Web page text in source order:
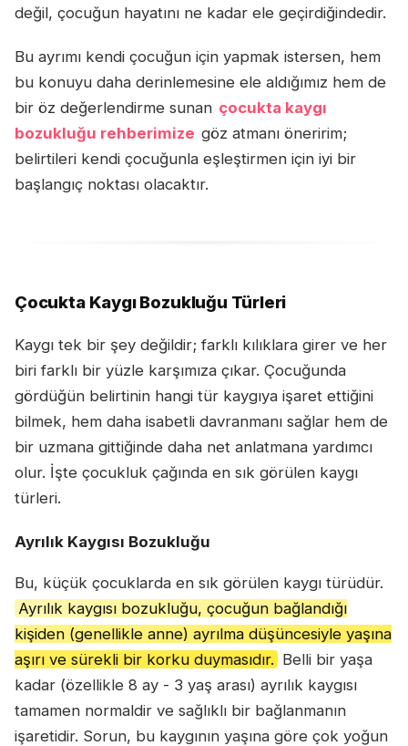
değil, çocuğun hayatını ne kadar ele geçirdiğindedir.
Bu ayrımı kendi çocuğun için yapmak istersen, hem
bu konuyu daha derinlemesine ele aldığımız hem de
bir öz değerlendirme sunan çocukta kaygı
bozukluğu rehberimize göz atmanı öneririm;
belirtileri kendi çocuğunla eşleştirmen için iyi bir
başlangıç noktası olacaktır.
Çocukta Kaygı Bozukluğu Türleri
Kaygı tek bir şey değildir; farklı kılıklara girer ve her
biri farklı bir yüzle karşımıza çıkar. Çocuğunda
gördüğün belirtinin hangi tür kaygıya işaret ettiğini
bilmek, hem daha isabetli davranmanı sağlar hem de
bir uzmana gittiğinde daha net anlatmana yardımcı
olur. İşte çocukluk çağında en sık görülen kaygı
türleri.
Ayrılık Kaygısı Bozukluğu
Bu, küçük çocuklarda en sık görülen kaygı türüdür.
Ayrılık kaygısı bozukluğu, çocuğun bağlandığı
kişiden (genellikle anne) ayrılma düşüncesiyle yaşına
aşırı ve sürekli bir korku duymasıdır. Belli bir yaşa
kadar (özellikle 8 ay - 3 yaş arası) ayrılık kaygısı
tamamen normaldir ve sağlıklı bir bağlanmanın
işaretidir. Sorun, bu kaygının yaşına göre çok yoğun